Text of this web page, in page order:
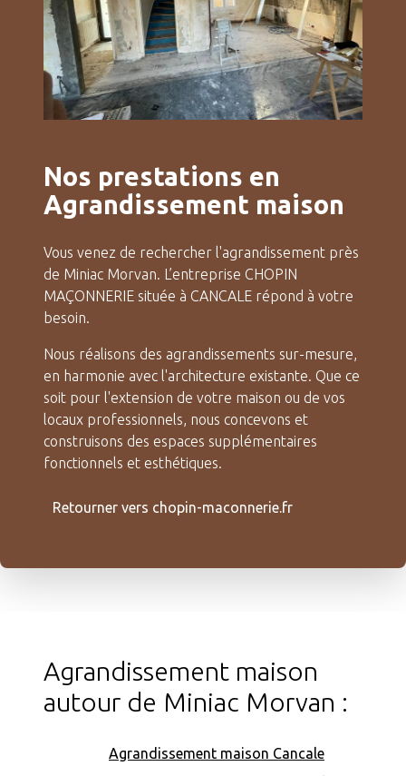
Nos prestations en
Agrandissement maison
Vous venez de rechercher l'agrandissement près
de Miniac Morvan. L’entreprise CHOPIN
MAÇONNERIE située à CANCALE répond à votre
besoin.
Nous réalisons des agrandissements sur-mesure,
en harmonie avec l'architecture existante. Que ce
soit pour l'extension de votre maison ou de vos
locaux professionnels, nous concevons et
construisons des espaces supplémentaires
fonctionnels et esthétiques.
Retourner vers chopin-maconnerie.fr
Agrandissement maison
autour de Miniac Morvan :
Agrandissement maison Cancale